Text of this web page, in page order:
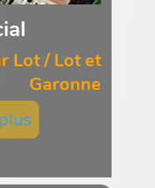
Lot / Lot et
Garonne